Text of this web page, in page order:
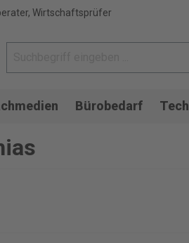
Wirtschaftsprüfer
Bürobedarf